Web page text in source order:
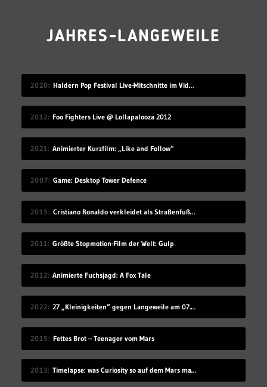
JAHRES-LANGEWEILE
2020 Haldern Pop Festival Live-Mitschnitte im Videostream (2008-2019)
2012 Foo Fighters Live @ Lollapalooza 2012
2021 Animierter Kurzfilm: „Like and Follow“
2007 Game: Desktop Tower Defence
2015 Cristiano Ronaldo verkleidet als Straßenfußballer
2011 Größte Stopmotion-Film der Welt: Gulp
2012 Animierte Fuchsjagd: A Fox Tale
2022 27 „Kleinigkeiten“ gegen Langeweile am 07.08.2022
2015 Fettes Brot – Teenager vom Mars
2013 Timelapse: was Curiosity so auf dem Mars macht